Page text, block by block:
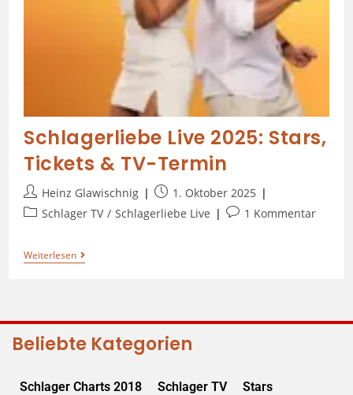
Schlagerliebe Live 2025: Stars,
Tickets & TV-Termin
Heinz Glawischnig
1. Oktober 2025
Schlager TV / Schlagerliebe Live 1 Kommentar
Weiterlesen
Beliebte Kategorien
Schlager Charts 2018 Schlager TV Stars